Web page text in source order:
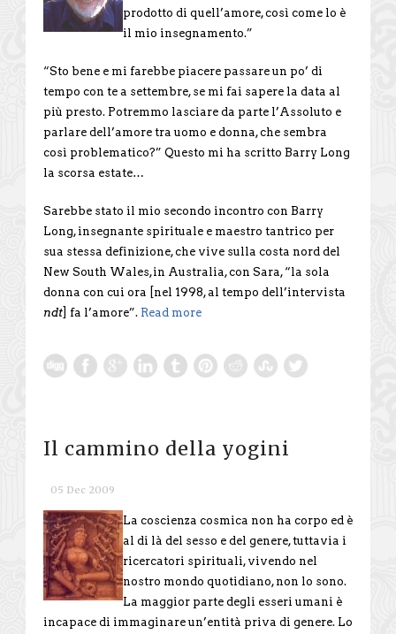
prodotto di quell’amore, così come lo è
il mio insegnamento.”
“Sto bene e mi farebbe piacere passare un po’ di
tempo con te a settembre, se mi fai sapere la data al
più presto. Potremmo lasciare da parte l’Assoluto e
parlare dell’amore tra uomo e donna, che sembra
così problematico?” Questo mi ha scritto Barry Long
la scorsa estate…
Sarebbe stato il mio secondo incontro con Barry
Long, insegnante spirituale e maestro tantrico per
sua stessa definizione, che vive sulla costa nord del
New South Wales,in Australia, con Sara, “la sola
donna con cui ora [nel 1998, al tempo dell’intervista
ndt ] fa l’amore”. Read more
Il cammino della yogini
05 Dec 2009
La coscienza cosmica non ha corpo ed è
al di là del sesso e del genere, tuttavia i
ricercatori spirituali, vivendo nel
nostro mondo quotidiano, non lo sono.
La maggior parte degli esseri umani è
incapace di immaginare un’entità priva di genere. Lo